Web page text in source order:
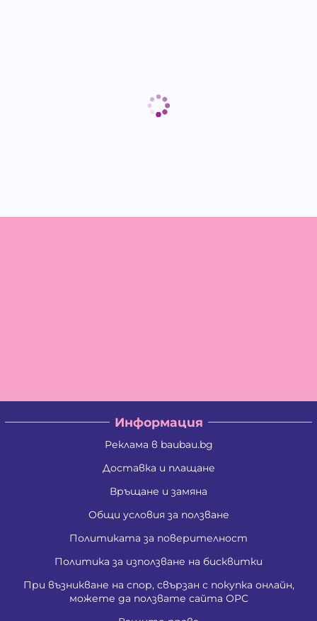
Информация
Реклама в baubau.bg
Доставка и плащане
Връщане и замяна
Общи условия за ползване
Политиката за поверителност
Политика за използване на бисквитки
При възникване на спор, свързан с покупка онлайн,
можете да ползвате сайта ОРС